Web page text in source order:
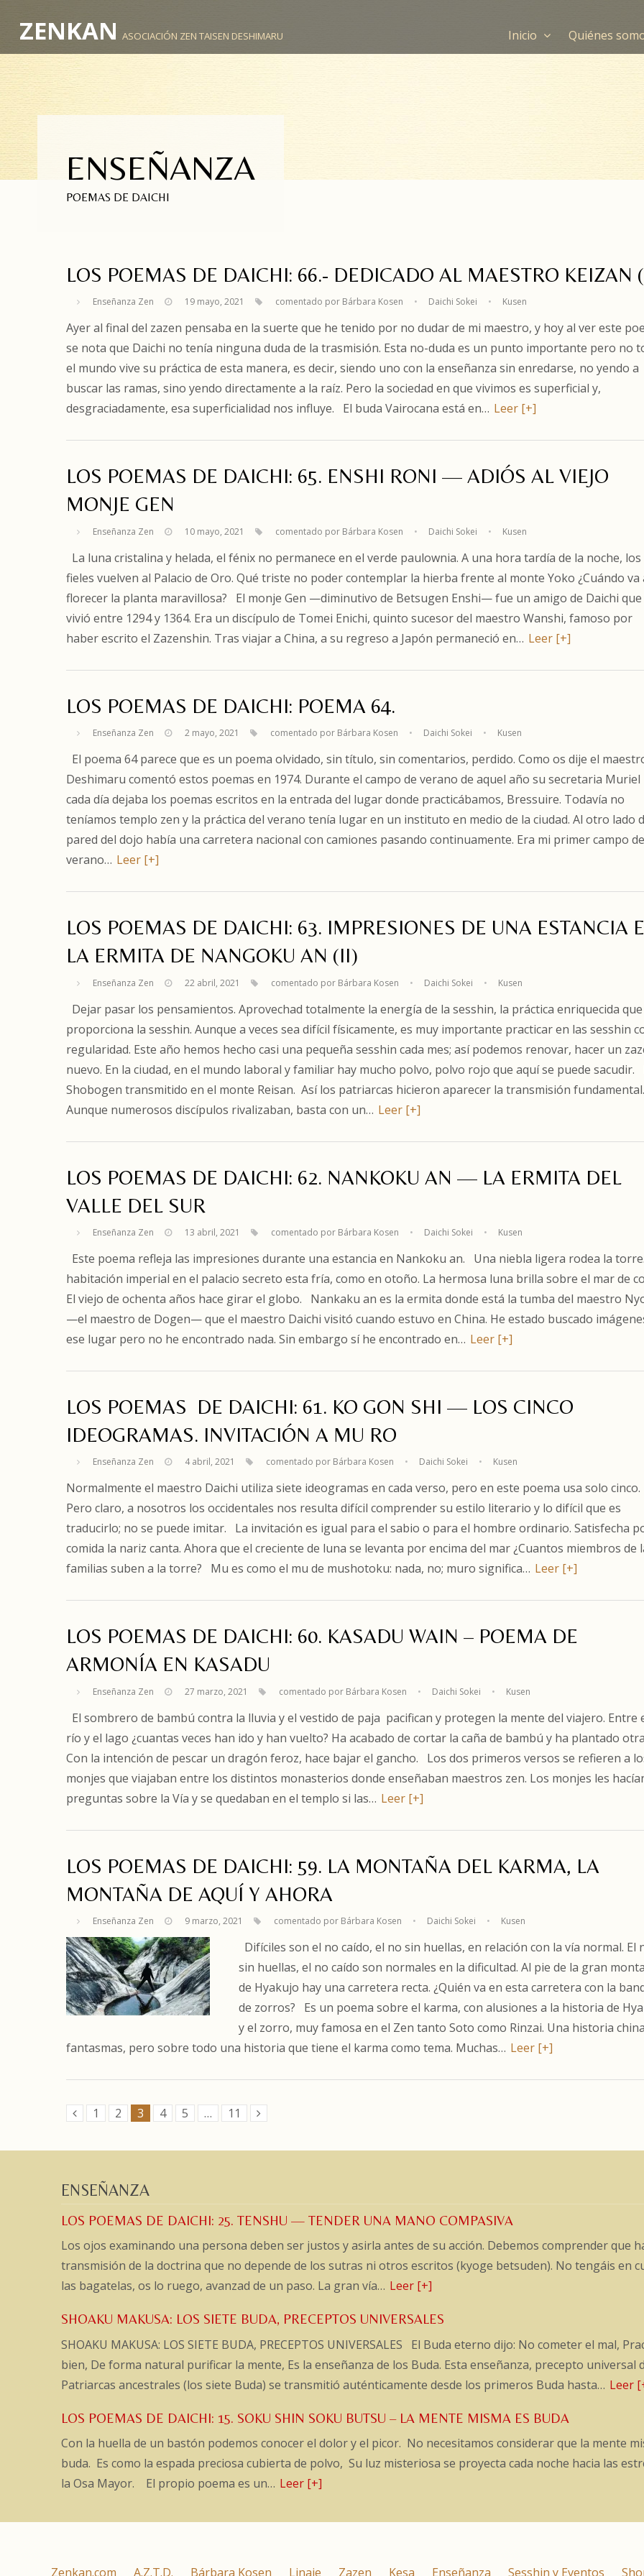
ZENKAN ASOCIACIÓN ZEN TAISEN DESHIMARU Inicio Quiénes
ENSEÑANZA
POEMAS DE DAICHI
LOS POEMAS DE DAICHI: 66.- DEDICADO AL MAESTRO KEIZAN
Enseñanza Zen 19 mayo, 2021 comentado por Bárbara Kosen • Daichi Sokei • Kusen
Ayer al final del zazen pensaba en la suerte que he tenido por no dudar de mi maestro, y hoy al ver este
se nota que Daichi no tenía ninguna duda de la trasmisión. Esta no-duda es un punto importante pero no
el mundo vive su práctica de esta manera, es decir, siendo uno con la enseñanza sin enredarse, no yendo a
buscar las ramas, sino yendo directamente a la raíz. Pero la sociedad en que vivimos es superficial y,
desgraciadamente, esa superficialidad nos influye. El buda Vairocana está en… Leer [+]
LOS POEMAS DE DAICHI: 65. ENSHI RONI — ADIÓS AL VIEJO
MONJE GEN
Enseñanza Zen 10 mayo, 2021 comentado por Bárbara Kosen • Daichi Sokei • Kusen
La luna cristalina y helada, el fénix no permanece en el verde paulownia. A una hora tardía de la noche, los
fieles vuelven al Palacio de Oro. Qué triste no poder contemplar la hierba frente al monte Yoko ¿Cuándo va
florecer la planta maravillosa? El monje Gen —diminutivo de Betsugen Enshi— fue un amigo de Daichi que
vivió entre 1294 y 1364. Era un discípulo de Tomei Enichi, quinto sucesor del maestro Wanshi, famoso por
haber escrito el Zazenshin. Tras viajar a China, a su regreso a Japón permaneció en… Leer [+]
LOS POEMAS DE DAICHI: POEMA 64.
Enseñanza Zen 2 mayo, 2021 comentado por Bárbara Kosen • Daichi Sokei • Kusen
El poema 64 parece que es un poema olvidado, sin título, sin comentarios, perdido. Como os dije el
Deshimaru comentó estos poemas en 1974. Durante el campo de verano de aquel año su secretaria Muriel
cada día dejaba los poemas escritos en la entrada del lugar donde practicábamos, Bressuire. Todavía no
teníamos templo zen y la práctica del verano tenía lugar en un instituto en medio de la ciudad. Al otro lado
pared del dojo había una carretera nacional con camiones pasando continuamente. Era mi primer campo de
verano… Leer [+]
LOS POEMAS DE DAICHI: 63. IMPRESIONES DE UNA ESTANCIA
LA ERMITA DE NANGOKU AN (II)
Enseñanza Zen 22 abril, 2021 comentado por Bárbara Kosen • Daichi Sokei • Kusen
Dejar pasar los pensamientos. Aprovechad totalmente la energía de la sesshin, la práctica enriquecida que
proporciona la sesshin. Aunque a veces sea difícil físicamente, es muy importante practicar en las sesshin
regularidad. Este año hemos hecho casi una pequeña sesshin cada mes; así podemos renovar, hacer un
nuevo. En la ciudad, en el mundo laboral y familiar hay mucho polvo, polvo rojo que aquí se puede sacudir.
Shobogen transmitido en el monte Reisan. Así los patriarcas hicieron aparecer la transmisión fundamental.
Aunque numerosos discípulos rivalizaban, basta con un… Leer [+]
LOS POEMAS DE DAICHI: 62. NANKOKU AN — LA ERMITA DEL
VALLE DEL SUR
Enseñanza Zen 13 abril, 2021 comentado por Bárbara Kosen • Daichi Sokei • Kusen
Este poema refleja las impresiones durante una estancia en Nankoku an. Una niebla ligera rodea la
habitación imperial en el palacio secreto esta fría, como en otoño. La hermosa luna brilla sobre el mar de
El viejo de ochenta años hace girar el globo. Nankaku an es la ermita donde está la tumba del maestro
—el maestro de Dogen— que el maestro Daichi visitó cuando estuvo en China. He estado buscado
ese lugar pero no he encontrado nada. Sin embargo sí he encontrado en… Leer [+]
LOS POEMAS DE DAICHI: 61. KO GON SHI — LOS CINCO
IDEOGRAMAS. INVITACIÓN A MU RO
Enseñanza Zen 4 abril, 2021 comentado por Bárbara Kosen • Daichi Sokei • Kusen
Normalmente el maestro Daichi utiliza siete ideogramas en cada verso, pero en este poema usa solo cinco.
Pero claro, a nosotros los occidentales nos resulta difícil comprender su estilo literario y lo difícil que es
traducirlo; no se puede imitar. La invitación es igual para el sabio o para el hombre ordinario. Satisfecha
comida la nariz canta. Ahora que el creciente de luna se levanta por encima del mar ¿Cuantos miembros de
familias suben a la torre? Mu es como el mu de mushotoku: nada, no; muro significa… Leer [+]
LOS POEMAS DE DAICHI: 60. KASADU WAIN – POEMA DE
ARMONÍA EN KASADU
Enseñanza Zen 27 marzo, 2021 comentado por Bárbara Kosen • Daichi Sokei • Kusen
El sombrero de bambú contra la lluvia y el vestido de paja pacifican y protegen la mente del viajero. Entre
río y el lago ¿cuantas veces han ido y han vuelto? Ha acabado de cortar la caña de bambú y ha plantado
Con la intención de pescar un dragón feroz, hace bajar el gancho. Los dos primeros versos se refieren a
monjes que viajaban entre los distintos monasterios donde enseñaban maestros zen. Los monjes les
preguntas sobre la Vía y se quedaban en el templo si las… Leer [+]
LOS POEMAS DE DAICHI: 59. LA MONTAÑA DEL KARMA, LA
MONTAÑA DE AQUÍ Y AHORA
Enseñanza Zen 9 marzo, 2021 comentado por Bárbara Kosen • Daichi Sokei • Kusen
Difíciles son el no caído, el no sin huellas, en relación con la vía normal. El
sin huellas, el no caído son normales en la dificultad. Al pie de la gran
de Hyakujo hay una carretera recta. ¿Quién va en esta carretera con la
de zorros? Es un poema sobre el karma, con alusiones a la historia de
y el zorro, muy famosa en el Zen tanto Soto como Rinzai. Una historia
fantasmas, pero sobre todo una historia que tiene el karma como tema. Muchas… Leer [+]
1 2 3 4 5 … 11
ENSEÑANZA
LOS POEMAS DE DAICHI: 25. TENSHU — TENDER UNA MANO COMPASIVA
Los ojos examinando una persona deben ser justos y asirla antes de su acción. Debemos comprender que
transmisión de la doctrina que no depende de los sutras ni otros escritos (kyoge betsuden). No tengáis en
las bagatelas, os lo ruego, avanzad de un paso. La gran vía… Leer [+]
SHOAKU MAKUSA: LOS SIETE BUDA, PRECEPTOS UNIVERSALES
SHOAKU MAKUSA: LOS SIETE BUDA, PRECEPTOS UNIVERSALES El Buda eterno dijo: No cometer el mal,
bien, De forma natural purificar la mente, Es la enseñanza de los Buda. Esta enseñanza, precepto universal
Patriarcas ancestrales (los siete Buda) se transmitió auténticamente desde los primeros Buda hasta… Leer
LOS POEMAS DE DAICHI: 15. SOKU SHIN SOKU BUTSU – LA MENTE MISMA ES BUDA
Con la huella de un bastón podemos conocer el dolor y el picor. No necesitamos considerar que la mente
buda. Es como la espada preciosa cubierta de polvo, Su luz misteriosa se proyecta cada noche hacia las
la Osa Mayor. El propio poema es un… Leer [+]
Zenkan.com
A.Z.T.D. Bárbara Kosen Linaje Zazen Kesa Enseñanza Sesshin y Eventos